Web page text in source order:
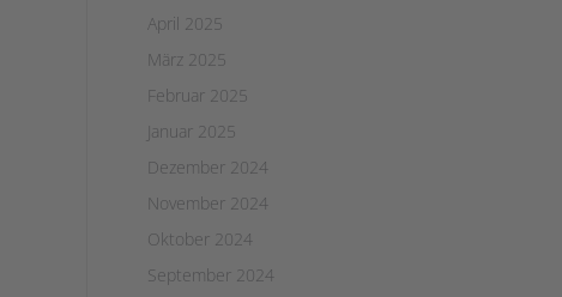
April 2025
März 2025
Februar 2025
Januar 2025
Dezember 2024
November 2024
Oktober 2024
September 2024